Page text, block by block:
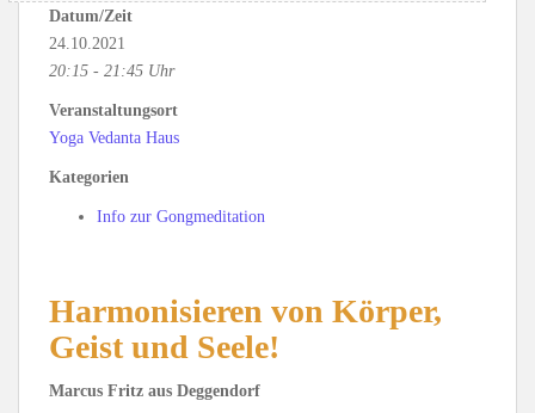
Datum/Zeit
24.10.2021
20:15 - 21:45 Uhr
Veranstaltungsort
Yoga Vedanta Haus
Kategorien
Info zur Gongmeditation
Harmonisieren von Körper,
Geist und Seele!
Marcus Fritz aus Deggendorf